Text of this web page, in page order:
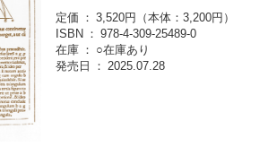
定価
3,520円（本体：3,200円）
ISBN
978-4-309-25489-0
在庫
○在庫あり
発売日
2025.07.28